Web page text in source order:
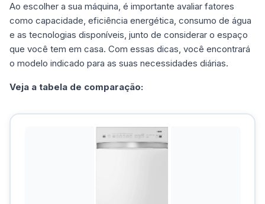
Ao escolher a sua máquina, é importante avaliar fatores
como capacidade, eficiência energética, consumo de água
e as tecnologias disponíveis, junto de considerar o espaço
que você tem em casa. Com essas dicas, você encontrará
o modelo indicado para as suas necessidades diárias.
Veja a tabela de comparação: